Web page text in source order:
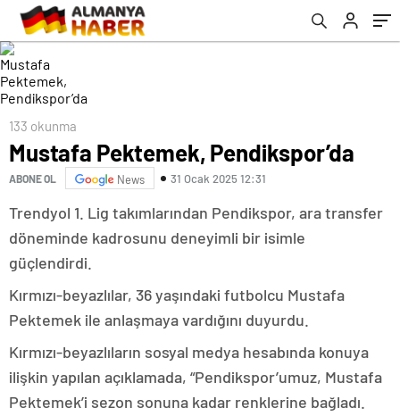
133 okunma
Mustafa Pektemek, Pendikspor’da
ABONE OL News 31 Ocak 2025 12:31
Trendyol 1. Lig takımlarından Pendikspor, ara transfer
döneminde kadrosunu deneyimli bir isimle
güçlendirdi.
Kırmızı-beyazlılar, 36 yaşındaki futbolcu Mustafa
Pektemek ile anlaşmaya vardığını duyurdu.
Kırmızı-beyazlıların sosyal medya hesabında konuya
ilişkin yapılan açıklamada, “Pendikspor’umuz, Mustafa
Pektemek’i sezon sonuna kadar renklerine bağladı.